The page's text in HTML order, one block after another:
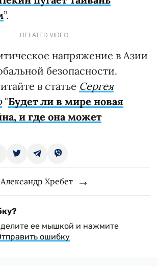
”.
RELATED VIDEO
напряжение в Азии
безопасности.
в статье Сергея
"Будет ли в мире новая
и где она может
Хребет
ее мышкой и нажмите
ошибку